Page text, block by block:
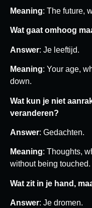
Meaning: The future,
Wat gaat omhoog
Answer: Je leeftijd.
Meaning: Your age,
down.
Wat kun je niet
veranderen?
Answer: Gedachten.
Meaning: Thoughts,
without being touched.
Wat zit in je hand,
Answer: Je dromen.